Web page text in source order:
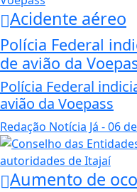
Acidente aéreo
Polícia Federal
de avião da
Polícia Federal
avião da Voepass
Redação Notícia Já - 06
Aumento de